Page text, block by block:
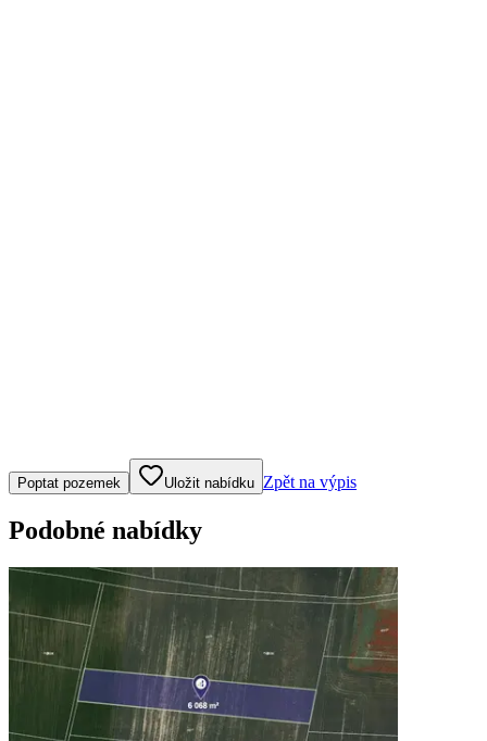
Klepněte nebo klikněte pro ovládání mapy
Poptat pozemek Uložit nabídku Zpět na výpis
Podobné nabídky